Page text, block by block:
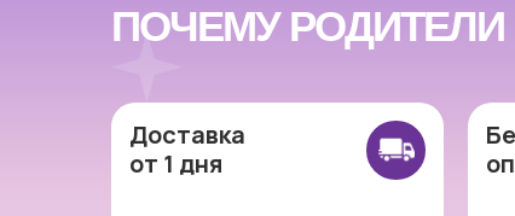
Доставка
от 1 дня
ПОЧЕМУ РОДИТЕЛИ